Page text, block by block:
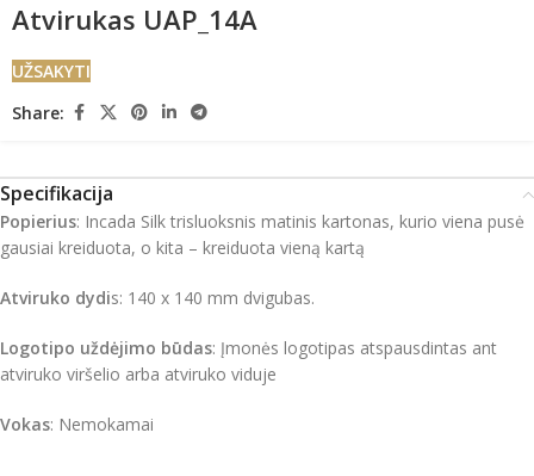
Atvirukas UAP_14A
UŽSAKYTI
Share:
Specifikacija
Popierius: Incada Silk trisluoksnis matinis kartonas, kurio viena pusė
gausiai kreiduota, o kita – kreiduota vieną kartą
Atviruko dydis: 140 x 140 mm dvigubas.
Logotipo uždėjimo būdas: Įmonės logotipas atspausdintas ant
atviruko viršelio arba atviruko viduje
Vokas: Nemokamai